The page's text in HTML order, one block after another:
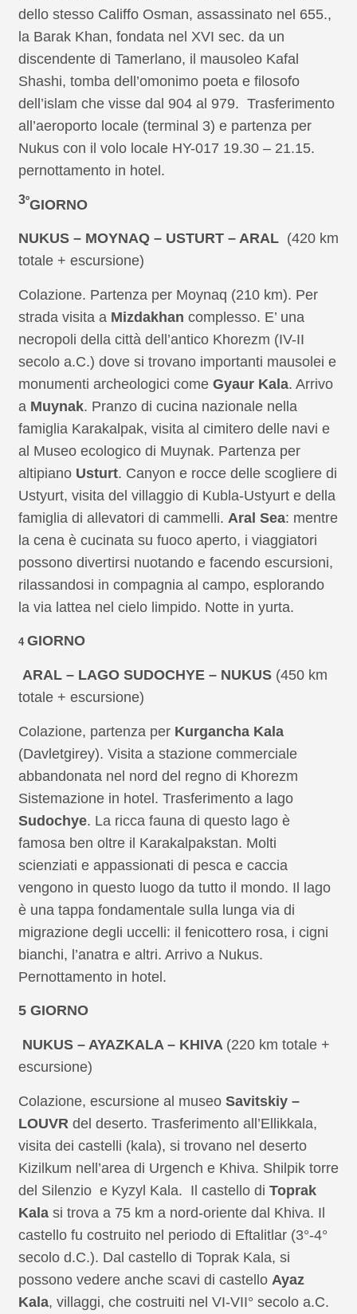
dello stesso Califfo Osman, assassinato nel 655.,
la Barak Khan, fondata nel XVI sec. da un
discendente di Tamerlano, il mausoleo Kafal
Shashi, tomba dell’omonimo poeta e filosofo
dell’islam che visse dal 904 al 979. Trasferimento
all’aeroporto locale (terminal 3) e partenza per
Nukus con il volo locale HY-017 19.30 – 21.15.
pernottamento in hotel.
3ºGIORNO
NUKUS – MOYNAQ – USTURT – ARAL (420 km
totale + escursione)
Colazione. Partenza per Moynaq (210 km). Per
strada visita a Mizdakhan complesso. E’ una
necropoli della città dell’antico Khorezm (IV-II
secolo a.C.) dove si trovano importanti mausolei e
monumenti archeologici come Gyaur Kala. Arrivo
a Muynak. Pranzo di cucina nazionale nella
famiglia Karakalpak, visita al cimitero delle navi e
al Museo ecologico di Muynak. Partenza per
altipiano Usturt. Canyon e rocce delle scogliere di
Ustyurt, visita del villaggio di Kubla-Ustyurt e della
famiglia di allevatori di cammelli. Aral Sea: mentre
la cena è cucinata su fuoco aperto, i viaggiatori
possono divertirsi nuotando e facendo escursioni,
rilassandosi in compagnia al campo, esplorando
la via lattea nel cielo limpido. Notte in yurta.
4 GIORNO
ARAL – LAGO SUDOCHYE – NUKUS (450 km
totale + escursione)
Colazione, partenza per Kurgancha Kala
(Davletgirey). Visita a stazione commerciale
abbandonata nel nord del regno di Khorezm
Sistemazione in hotel. Trasferimento a lago
Sudochye. La ricca fauna di questo lago è
famosa ben oltre il Karakalpakstan. Molti
scienziati e appassionati di pesca e caccia
vengono in questo luogo da tutto il mondo. Il lago
è una tappa fondamentale sulla lunga via di
migrazione degli uccelli: il fenicottero rosa, i cigni
bianchi, l’anatra e altri. Arrivo a Nukus.
Pernottamento in hotel.
5 GIORNO
NUKUS – AYAZKALA – KHIVA (220 km totale +
escursione)
Colazione, escursione al museo Savitskiy –
LOUVR del deserto. Trasferimento all’Ellikkala,
visita dei castelli (kala), si trovano nel deserto
Kizilkum nell’area di Urgench e Khiva. Shilpik torre
del Silenzio e Kyzyl Kala. Il castello di Toprak
Kalasi trova a 75 km a nord-oriente dal Khiva. Il
castello fu costruito nel periodo di Eftalitlar (3°-4°
secolo d.C.). Dal castello di Toprak Kala, si
possono vedere anche scavi di castello Ayaz
Kala, villaggi, che costruiti nel VI-VII° secolo a.C.